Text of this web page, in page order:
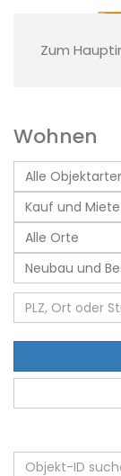
Zum
Wohnen
Alle
Kauf und Miete
Alle Orte
Neubau und